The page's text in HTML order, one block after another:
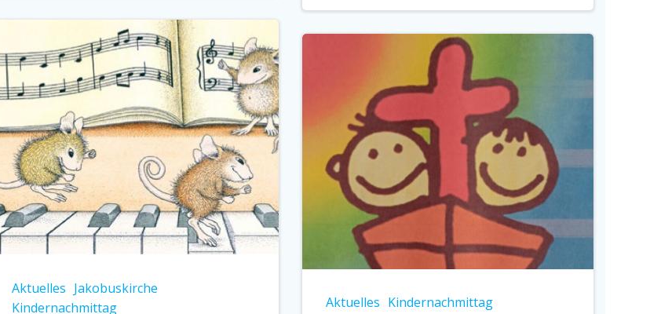
Aktuelles Jakobuskirche
Kindernachmittag
Aktuelles Kindernachmittag